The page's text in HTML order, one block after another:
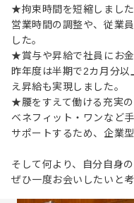
★拘束時間を短縮しました
営業時間の調整や、従業
した。
★賞与や昇給で社員にお金
昨年度は半期で2カ月分
え昇給も実現しました。
★腰をすえて働ける充実の
ベネフィット・ワンなど
サポートするため、企業
そして何より、自分自身
ぜひ一度お会いしたいと考